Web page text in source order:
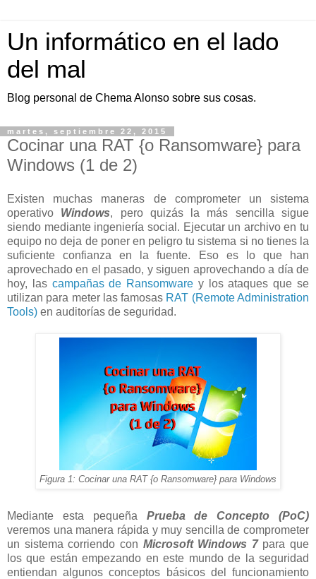
Un informático en el lado
del mal
Blog personal de Chema Alonso sobre sus cosas.
martes, septiembre 22, 2015
Cocinar una RAT {o Ransomware} para
Windows (1 de 2)
Existen muchas maneras de comprometer un sistema
operativo Windows, pero quizás la más sencilla sigue
siendo mediante ingeniería social. Ejecutar un archivo en tu
equipo no deja de poner en peligro tu sistema si no tienes la
suficiente confianza en la fuente. Eso es lo que han
aprovechado en el pasado, y siguen aprovechando a día de
hoy, las campañas de Ransomware y los ataques que se
utilizan para meter las famosas RAT (Remote Administration
Tools) en auditorías de seguridad.
Figura 1: Cocinar una RAT {o Ransomware} para Windows
Mediante esta pequeña Prueba de Concepto (PoC)
veremos una manera rápida y muy sencilla de comprometer
un sistema corriendo con Microsoft Windows 7para que
los que están empezando en este mundo de la seguridad
entiendan algunos conceptos básicos del funcionamiento